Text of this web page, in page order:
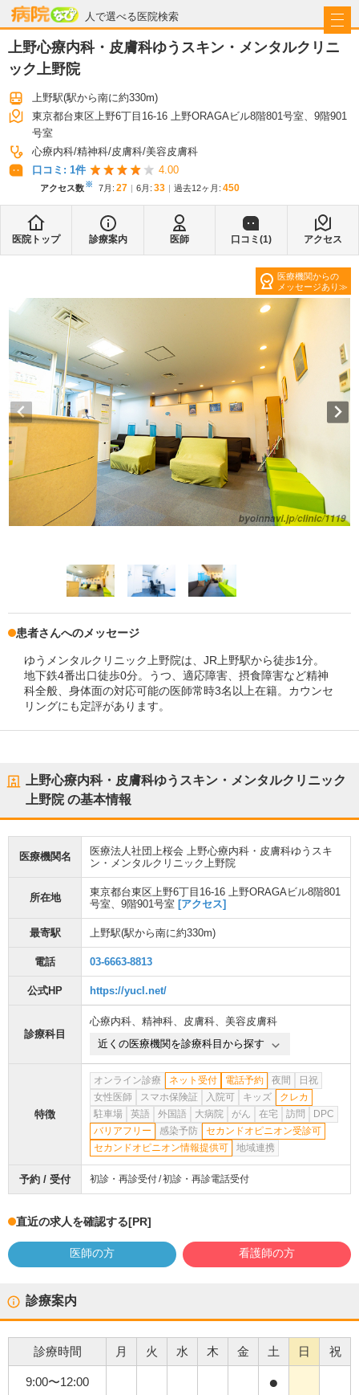
人で選べる医院検索
病院なび
上野心療内科・皮膚科ゆうスキン・メンタルクリニ
ック上野院
上野駅(駅から南に約330m)
東京都台東区上野6丁目16-16 上野ORAGAビル8階801号室、9階901
号室
心療内科 精神科 皮膚科 美容皮膚科
口コミ: 1件 4.00
アクセス数※ 7月 : 27 6月 : 33 過去12ヶ月: 450
医院トップ 診療案内 医師 口コミ(1) アクセス
医療機関からの
メッセージあり
患者さんへのメッセージ
ゆうメンタルクリニック上野院は、JR上野駅から徒歩1分。
地下鉄4番出口徒歩0分。うつ、適応障害、摂食障害など精神
科全般、身体面の対応可能の医師常時3名以上在籍。カウンセ
リングにも定評があります。
上野心療内科・皮膚科ゆうスキン・メンタルクリニック
上野院の基本情報
医療機関名
医療法人社団上桜会 上野心療内科・皮膚科ゆうスキ
ン・メンタルクリニック上野院
所在地
東京都台東区上野6丁目16-16 上野ORAGAビル8階801
号室、9階901号室 [アクセス]
最寄駅 上野駅(駅から南に約330m)
電話 03-6663-8813
公式HP https://yucl.net/
診療科目
心療内科、 精神科、 皮膚科、 美容皮膚科
近くの医療機関を診療科目から探す
特徴
オンライン診療 ネット受付 電話予約 夜間
日祝
女性医師
スマホ保険証 入院可 キッズ
クレカ
駐車場
英語 外国語 大病院 がん 在宅 訪問
DPC
バリアフリー
感染予防
セカンドオピニオン受診可
セカンドオピニオン情報提供可
地域連携
予約 / 受付 初診・再診受付 初診・再診電話受付
直近の求人を確認する[PR]
医師の方 看護師の方
診療案内
診療時間 月 火 水 木 金 土 日 祝
9:00〜12:00 ●